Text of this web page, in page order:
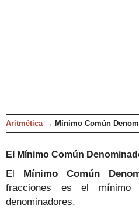
Aritmética→ Mínimo Común
El Mínimo Común
El
Mínimo Común
fracciones es el mínimo
denominadores.